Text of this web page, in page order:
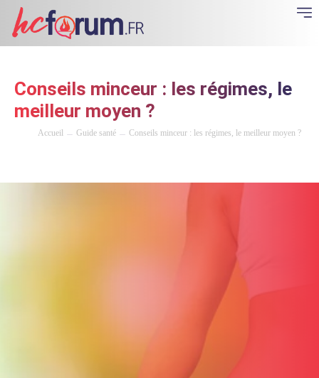
Conseils minceur : les régimes, le
meilleur moyen ?
Accueil Guide santé Conseils minceur : les régimes, le meilleur moyen ?